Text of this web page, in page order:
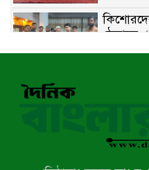
ফুটবল
চলাচলে